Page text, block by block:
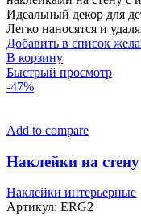
Идеальный декор для
Легко наносятся и
Добавить в список
В корзину
Быстрый просмотр
-47%
Add to compare
Наклейки на
Наклейки интерьерные
Артикул: ERG2